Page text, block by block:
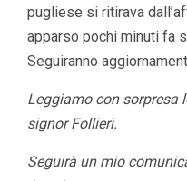
pugliese si ritirava
apparso pochi minuti fa
Seguiranno
Leggiamo con sorpresa
signor Follieri.
Seguirà un mio